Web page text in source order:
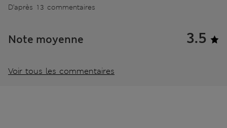
D’après 13 commentaires
Note moyenne 3.5
Voir tous les commentaires